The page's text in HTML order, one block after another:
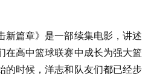
新篇章》是一部续集电影，讲述
在高中篮球联赛中成长为强大篮
的时候，洋志和队友们都已经步